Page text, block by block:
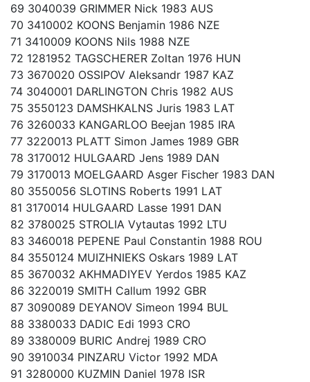
69 3040039 GRIMMER Nick 1983 AUS
70 3410002 KOONS Benjamin 1986 NZE
71 3410009 KOONS Nils 1988 NZE
72 1281952 TAGSCHERER Zoltan 1976 HUN
73 3670020 OSSIPOV Aleksandr 1987 KAZ
74 3040001 DARLINGTON Chris 1982 AUS
75 3550123 DAMSHKALNS Juris 1983 LAT
76 3260033 KANGARLOO Beejan 1985 IRA
77 3220013 PLATT Simon James 1989 GBR
78 3170012 HULGAARD Jens 1989 DAN
79 3170013 MOELGAARD Asger Fischer 1983 DAN
80 3550056 SLOTINS Roberts 1991 LAT
81 3170014 HULGAARD Lasse 1991 DAN
82 3780025 STROLIA Vytautas 1992 LTU
83 3460018 PEPENE Paul Constantin 1988 ROU
84 3550124 MUIZHNIEKS Oskars 1989 LAT
85 3670032 AKHMADIYEV Yerdos 1985 KAZ
86 3220019 SMITH Callum 1992 GBR
87 3090089 DEYANOV Simeon 1994 BUL
88 3380033 DADIC Edi 1993 CRO
89 3380009 BURIC Andrej 1989 CRO
90 3910034 PINZARU Victor 1992 MDA
91 3280000 KUZMIN Daniel 1978 ISR